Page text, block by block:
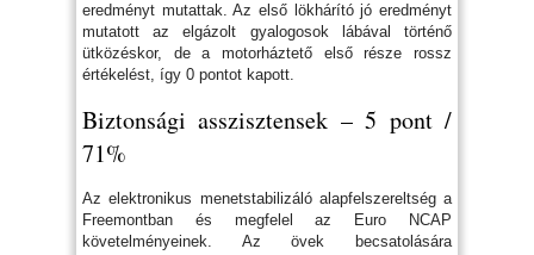
eredményt mutattak. Az első lökhárító jó eredményt
mutatott az elgázolt gyalogosok lábával történő
ütközéskor, de a motorháztető első része rossz
értékelést, így 0 pontot kapott.
Biztonsági asszisztensek – 5 pont /
71%
Az elektronikus menetstabilizáló alapfelszereltség a
Freemontban és megfelel az Euro NCAP
követelményeinek. Az övek becsatolására